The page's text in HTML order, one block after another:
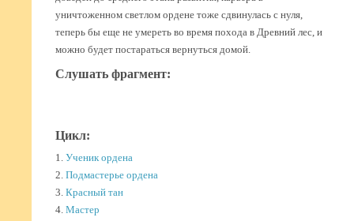
уничтоженном светлом ордене тоже сдвинулась с нуля,
теперь бы еще не умереть во время похода в Древний лес, и
можно будет постараться вернуться домой.
Слушать фрагмент:
Цикл:
1. Ученик ордена
2. Подмастерье ордена
3. Красный тан
4. Мастер